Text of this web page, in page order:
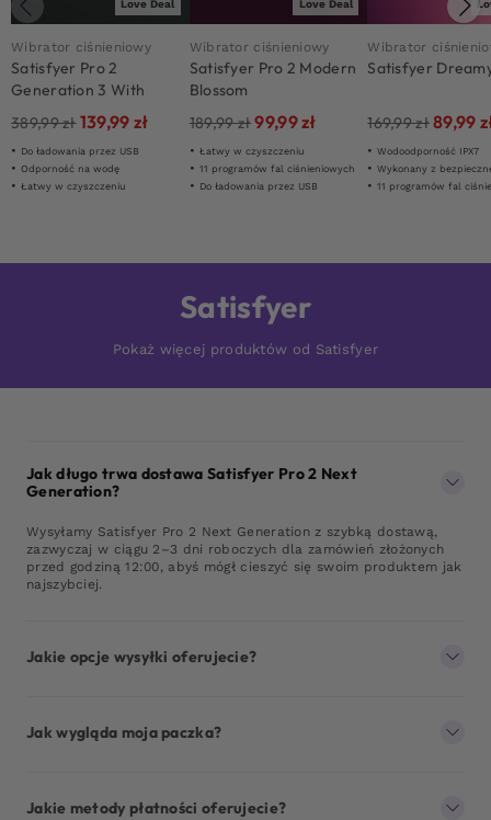
Love Deal
Wibrator ciśnieniowy
Satisfyer Pro 2
Generation 3 With
Liquid Air Black
389,99zł139,99 zł
Do ładowania przez USB
Odporność na wodę
Łatwy w czyszczeniu
Love Deal
Wibrator ciśnieniowy
Satisfyer Pro 2 Modern
Blossom
189,99zł99,99zł
Łatwy w czyszczeniu
11 programów fal ciśnieniowych
Do ładowania przez USB
Wibrator
Satisfyer
169,99zł89,99
Wodoodporność IPX7
Wykonany z bezpiecznego dla
11 programów fal
Satisfyer
Pokaż więcej produktów od Satisfyer
Jak długo trwa dostawa Satisfyer Pro 2 Next
Generation?
Wysyłamy Satisfyer Pro 2 Next Generation z szybką dostawą,
zazwyczaj w ciągu 2–3 dni roboczych dla zamówień złożonych
przed godziną 12:00, abyś mógł cieszyć się swoim produktem jak
najszybciej.
Jakie opcje wysyłki oferujecie?
Jak wygląda moja paczka?
Jakie metody płatności oferujecie?